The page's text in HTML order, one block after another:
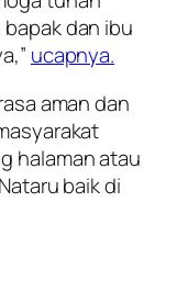
dan ibu
ucapnya.
aman dan
halaman atau
baik di